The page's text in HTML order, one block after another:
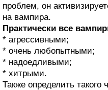
проблем, он
на вампира.
Практически все
* агрессивными;
* очень любопытными;
* надоедливыми;
* хитрыми.
Также определить такого